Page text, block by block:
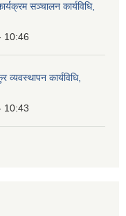
सञ्‍चालन कार्यविधि,
10:46
व्यवस्थापन कार्यविधि,
10:43